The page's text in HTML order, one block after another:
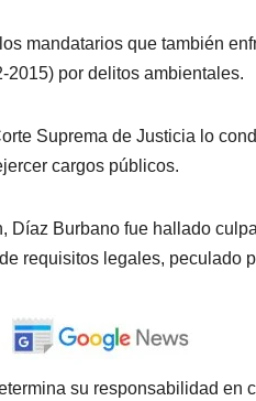
mandatarios que también
2015) por delitos ambientales.
Suprema de Justicia lo
cargos públicos.
Díaz Burbano fue hallado
requisitos legales, peculado
su responsabilidad en